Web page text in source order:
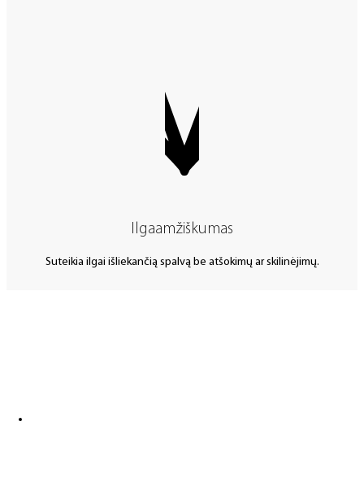
Ilgaamžiškumas
Suteikia ilgai išliekančią spalvą be atšokimų ar skilinėjimų.